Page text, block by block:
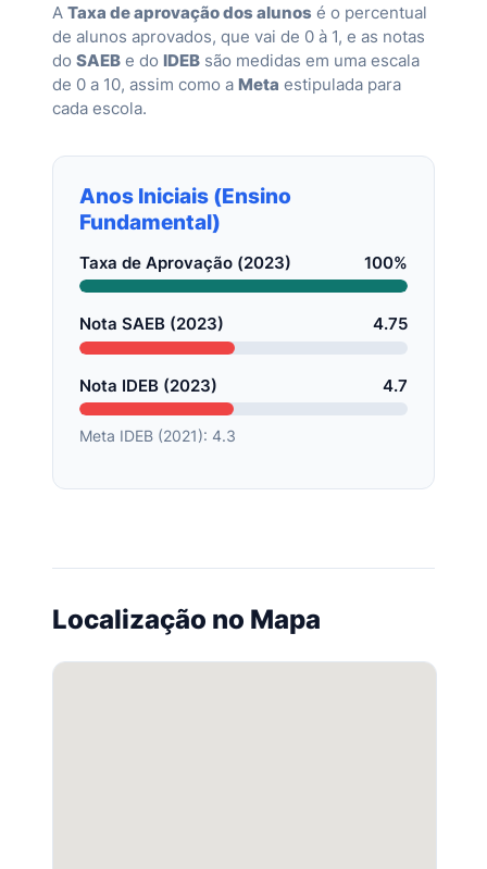
A Taxa de aprovação dos alunos é o percentual
de alunos aprovados, que vai de 0 à 1, e as notas
do SAEB e do IDEB são medidas em uma escala
de 0 a 10, assim como a Meta estipulada para
cada escola.
Anos Iniciais (Ensino
Fundamental)
Taxa de Aprovação (2023) 100%
Nota SAEB (2023) 4.75
Nota IDEB (2023) 4.7
Meta IDEB (2021): 4.3
Localização no Mapa